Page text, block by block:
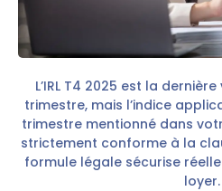
L’IRL T4 2025 est la
trimestre, mais l’indice
trimestre mentionné dans
strictement conforme à la
formule légale sécurise
loyer.